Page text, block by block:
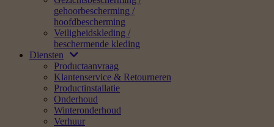
gehoorbescherming /
hoofdbescherming
Veiligheidskleding /
beschermende kleding
Diensten
Productaanvraag
Klantenservice & Retourneren
Productinstallatie
Onderhoud
Winteronderhoud
Verhuur